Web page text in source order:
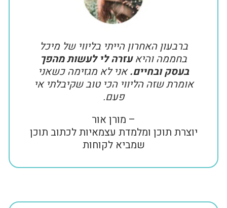
ברבעון האחרון הייתי בליווי של מיכל
בחממה והיאעזרה לי לעשות מהפך
בעסק ובחיים.אני לא מגזימה כשאני
אומרת שזה הליווי הכי טוב שקיבלתי אי
פעם.
– מורן אור
יוצרת תוכן ומלמדת עצמאיות לכתוב תוכן
שמביא לקוחות